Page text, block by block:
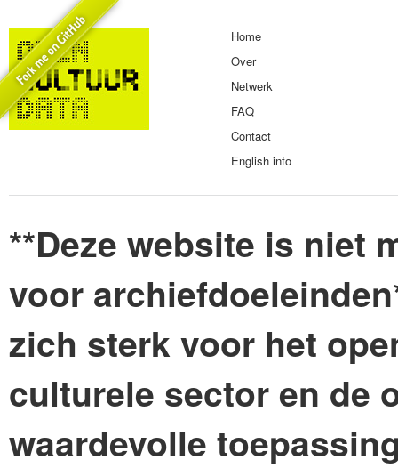
Home
Over
Netwerk
FAQ
Contact
English info
**Deze website is niet
voor
zich sterk voor het
culturele sector en de
waardevolle